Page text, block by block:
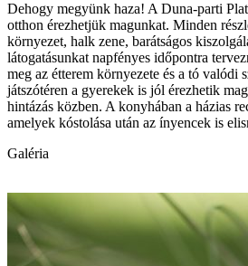
Dehogy megyünk haza! A Duna-parti
otthon érezhetjük magunkat. Minden
környezet, halk zene, barátságos
látogatásunkat napfényes időpontra
meg az étterem környezete és a tó valódi
játszótéren a gyerekek is jól érezhetik
hintázás közben. A konyhában a házias
amelyek kóstolása után az ínyencek is
Galéria